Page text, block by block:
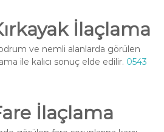
İlaçlama
ve nemli alanlarda görülen
ile kalıcı sonuç elde edilir. 0543
İlaçlama